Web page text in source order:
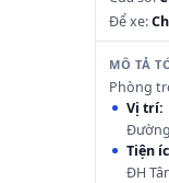
Để xe:
MÔ TẢ
Phòng
Vị trí:
Tiện
ĐH